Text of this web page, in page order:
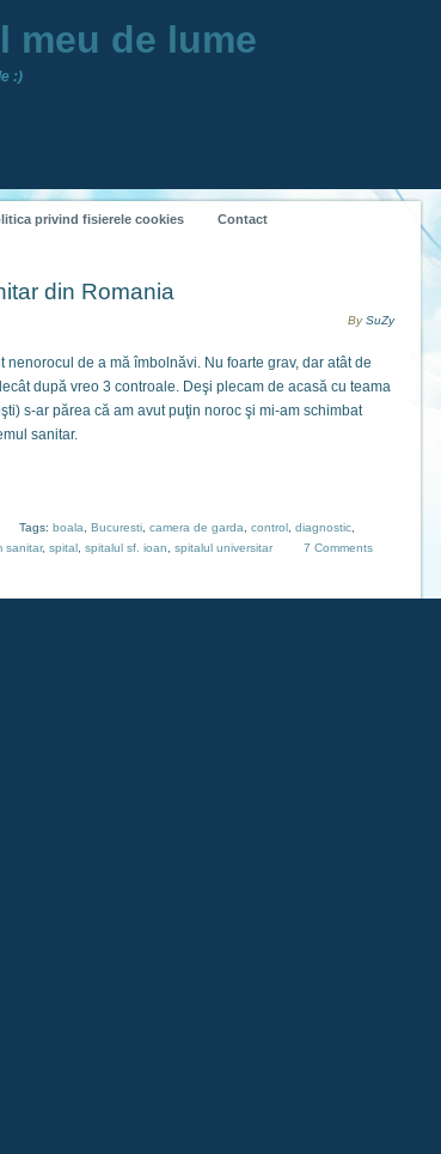
meu de lume
:)
privind fisierele cookies Contact
din Romania
BySuZy
de a mă îmbolnăvi. Nu foarte grav, dar atât de
după vreo 3 controale. Deşi plecam de acasă cu teama
s-ar părea că am avut puţin noroc şi mi-am schimbat
sanitar.
Tags: boala Bucuresti camera de garda control diagnostic
sanitar, spital spitalul sf. ioan spitalul universitar 7 Comments